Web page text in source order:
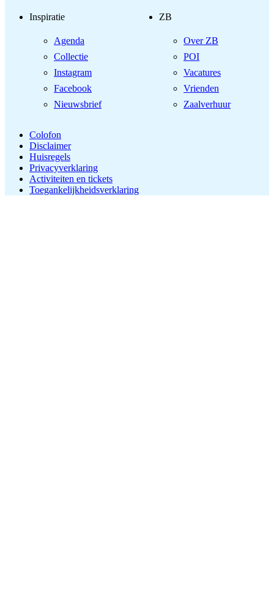
Inspiratie
Agenda
Collectie
Instagram
Facebook
Nieuwsbrief
ZB
Over ZB
POI
Vacatures
Vrienden
Zaalverhuur
Colofon
Disclaimer
Huisregels
Privacyverklaring
Activiteiten en tickets
Toegankelijkheidsverklaring